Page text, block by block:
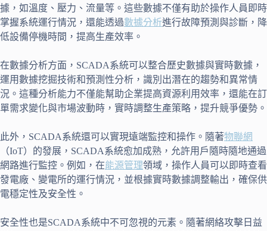
據，如溫度、壓力、流量等。這些數據不僅有助於操作人員即時
掌握系統運行情況，還能透過數據分析進行故障預測與診斷，降
低設備停機時間，提高生產效率。
在數據分析方面，SCADA系統可以整合歷史數據與實時數據，
運用數據挖掘技術和預測性分析，識別出潛在的趨勢和異常情
況。這種分析能力不僅能幫助企業提高資源利用效率，還能在訂
單需求變化與市場波動時，實時調整生產策略，提升競爭優勢。
此外，SCADA系統還可以實現遠端監控和操作。隨著物聯網
（IoT）的發展，SCADA系統愈加成熟，允許用戶隨時隨地通過
網路進行監控。例如，在能源管理領域，操作人員可以即時查看
發電廠、變電所的運行情況，並根據實時數據調整輸出，確保供
電穩定性及安全性。
安全性也是SCADA系統中不可忽視的元素。隨著網絡攻擊日益